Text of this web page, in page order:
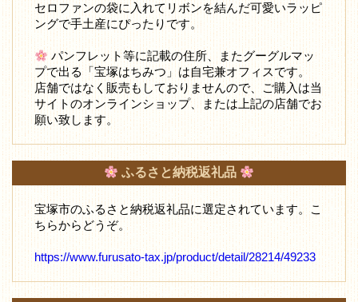
セロファンの袋に入れてリボンを結んだ可愛いラッピ
ングで手土産にぴったりです。
パンフレット等に記載の住所、またグーグルマッ
プで出る「宝塚はちみつ」は自宅兼オフィスです。
店舗ではなく販売もしておりませんので、ご購入は当
サイトのオンラインショップ、または上記の店舗でお
願い致します。
ふるさと納税返礼品
宝塚市のふるさと納税返礼品に選定されています。こ
ちらからどうぞ。
https://www.furusato-tax.jp/product/detail/28214/49233